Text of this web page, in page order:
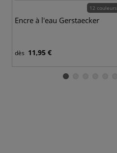
12 couleurs
Encre à l'eau Gerstaecker
dès 11,95 €